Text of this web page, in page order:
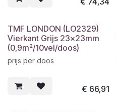
TMF LONDON (LO2329)
Vierkant Grijs 23x23mm
(0,9m²/10vel/doos)
prijs per doos
€ 66,91